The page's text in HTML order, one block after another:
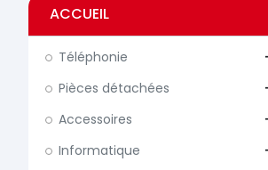
ACCUEIL
Téléphonie
Pièces détachées
Accessoires
Informatique